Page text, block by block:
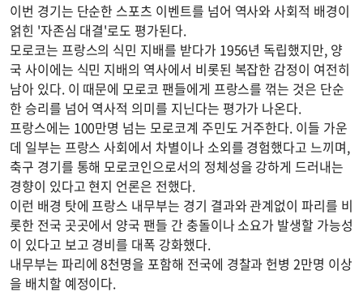
이번 경기는 단순한 스포츠 이벤트를 넘어 역사와 사회적 배경이
얽힌 '자존심 대결'로도 평가된다.
모로코는 프랑스의 식민 지배를 받다가 1956년 독립했지만, 양
국 사이에는 식민 지배의 역사에서 비롯된 복잡한 감정이 여전히
남아 있다. 이 때문에 모로코 팬들에게 프랑스를 꺾는 것은 단순
한 승리를 넘어 역사적 의미를 지닌다는 평가가 나온다.
프랑스에는 100만명 넘는 모로코계 주민도 거주한다. 이들 가운
데 일부는 프랑스 사회에서 차별이나 소외를 경험했다고 느끼며,
축구 경기를 통해 모로코인으로서의 정체성을 강하게 드러내는
경향이 있다고 현지 언론은 전했다.
이런 배경 탓에 프랑스 내무부는 경기 결과와 관계없이 파리를 비
롯한 전국 곳곳에서 양국 팬들 간 충돌이나 소요가 발생할 가능성
이 있다고 보고 경비를 대폭 강화했다.
내무부는 파리에 8천명을 포함해 전국에 경찰과 헌병 2만명 이상
을 배치할 예정이다.